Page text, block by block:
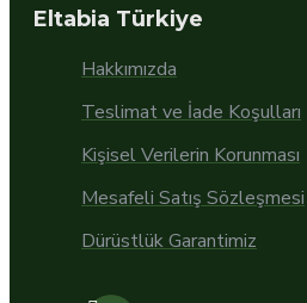
Eltabia Türkiye
Hakkımızda
Teslimat ve İade Koşulları
Kişisel Verilerin Korunması
Mesafeli Satış Sözleşmesi
Dürüstlük Garantimiz